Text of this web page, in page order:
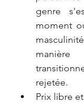
genre
moment
rejetée.
Prix libre